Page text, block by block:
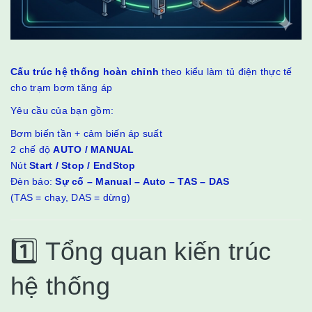
Cấu trúc hệ thống hoàn chỉnh theo kiểu làm tủ điện thực tế
cho trạm bơm tăng áp
Yêu cầu của bạn gồm:
Bơm biến tần + cảm biến áp suất
2 chế độAUTO / MANUAL
Nút Start / Stop / EndStop
Đèn báo:Sự cố – Manual – Auto – TAS – DAS
(TAS = chạy, DAS = dừng)
1️⃣ Tổng quan kiến trúc
hệ thống